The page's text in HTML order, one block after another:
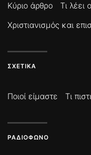
Κύριο άρθρο Τι λέει
Χριστιανισμός και
ΣΧΕΤΙΚΆ
Ποιοί είμαστε Τι
ΡΑΔΙΌΦΩΝΟ